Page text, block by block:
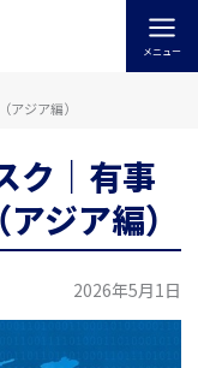
メニュー
ジア編）
ク｜有事
ジア編）
2026年5月1日